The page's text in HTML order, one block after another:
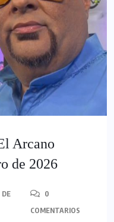
Arcano
de 2026
DE
0
COMENTARIOS